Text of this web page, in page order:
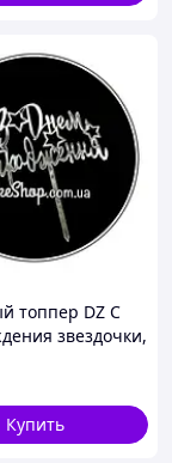
топпер DZ С
звездочки,
Купить